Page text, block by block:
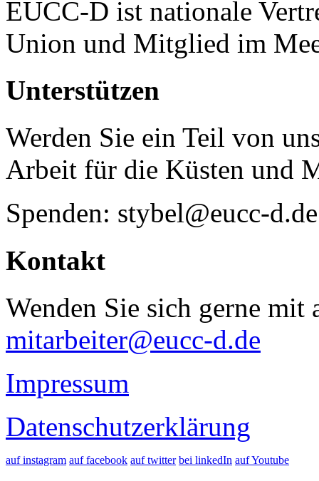
EUCC-D ist nationale
Union und Mitglied im
Unterstützen
Werden Sie ein Teil von
Arbeit für die Küsten und
Spenden: stybel@eucc-d.de
Kontakt
Wenden Sie sich gerne mit
mitarbeiter@eucc-d.de
Impressum
Datenschutzerklärung
auf instagram auf facebook auf twitter bei linkedIn auf Youtube